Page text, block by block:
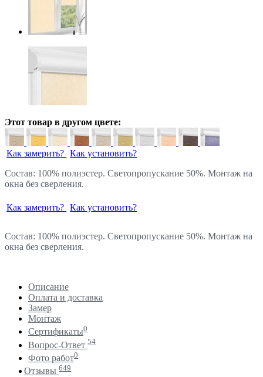
Этот товар в другом цвете:
Как замерить? Как установить?
Состав: 100% полиэстер. Светопропускание 50%. Монтаж на
окна без сверления.
Как замерить? Как установить?
Состав: 100% полиэстер. Светопропускание 50%. Монтаж на
окна без сверления.
Описание
Оплата и доставка
Замер
Монтаж
Сертификаты0
Вопрос-Ответ 54
Фото работ0
Отзывы 649